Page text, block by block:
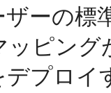
ーの標
ッピン
プロイ